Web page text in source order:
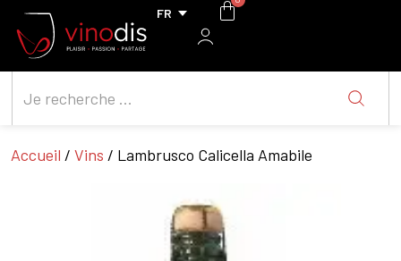
Accueil / Vins / Lambrusco Calicella Amabile